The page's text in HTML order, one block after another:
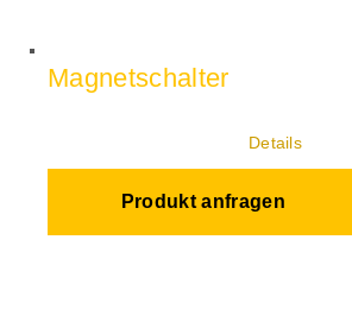
Magnetschalter
Details
Produkt anfragen